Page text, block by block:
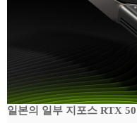
일본의 일부 지포스 RTX